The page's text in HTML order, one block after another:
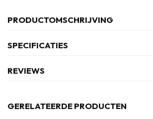
PRODUCTOMSCHRIJVING
SPECIFICATIES
REVIEWS
GERELATEERDE PRODUCTEN